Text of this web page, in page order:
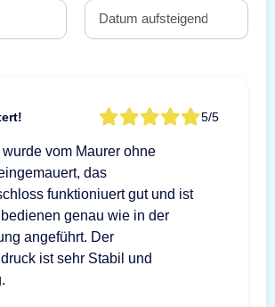
5/5
wurde vom Maurer ohne
das
funktioniuert gut und ist
genau wie in der
angeführt. Der
ist sehr Stabil und